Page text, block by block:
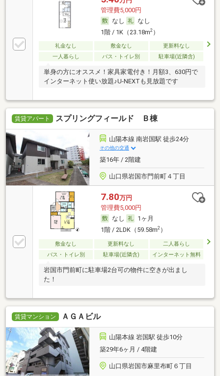
管理費5,000円
なし
なし
1階 / 1K（23.18m2）
礼金なし 敷金なし
更新料なし
一人暮らし
バス・トイレ別 駐車場(近隣含)
単身の方にオススメ！家具家電付き！月額3、630円で
インターネット使い放題♪U-NEXTも見放題です
賃貸アパート スプリングフィールド Ｂ棟
山陽本線 南岩国駅 徒歩24分
その他の交通
築16年 / 2階建
山口県岩国市門前町４丁目
7.80万円
管理費5,000円
なし
1ヶ月
1階 / 2LDK（59.58m2）
敷金なし 更新料なし
二人暮らし
バス・トイレ別
駐車場(近隣含) インターネット無料
岩国市門前町に駐車場2台可の物件に空きが出まし
た！
賃貸マンション ＡＧＡビル
山陽本線 岩国駅 徒歩10分
築29年6ヶ月 / 4階建
山口県岩国市麻里布町６丁目